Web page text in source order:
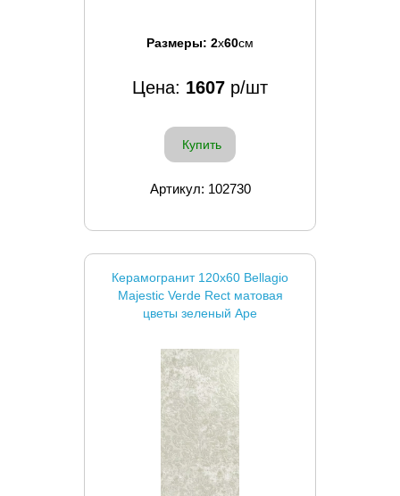
Размеры: 2x60см
Цена: 1607 р/шт
Купить
Артикул: 102730
Керамогранит 120x60 Bellagio
Majestic Verde Rect матовая
цветы зеленый Ape